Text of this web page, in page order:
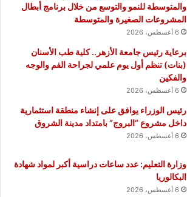
والمتوسطة للنمو والتوسع من خلال برنامج أبطال
المشروعات الصغيرة والمتوسطة
6 أغسطس، 2026
برعاية رئيس جامعة الأزهر.. كلية طب الأسنان
(بنات) تنظم أول يوم علمي لجراحة الفم والوجه
والفكين
6 أغسطس، 2026
رئيس الوزراء يوافق على إنشاء منطقة استثمارية
داخل مشروع “البروج” بامتداد مدينة الشروق
6 أغسطس، 2026
وزارة التعليم: عدد ساعات دراسية أكبر لمواد شهادة
البكالوريا
6 أغسطس، 2026